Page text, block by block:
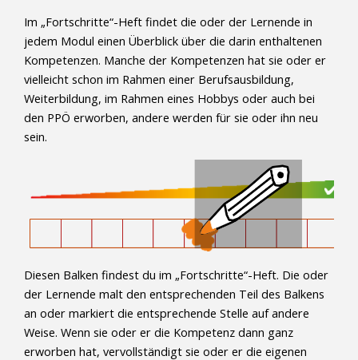
Im „Fortschritte“-Heft findet die oder der Lernende in
jedem Modul einen Überblick über die darin enthaltenen
Kompetenzen. Manche der Kompetenzen hat sie oder er
vielleicht schon im Rahmen einer Berufsausbildung,
Weiterbildung, im Rahmen eines Hobbys oder auch bei
den PPÖ erworben, andere werden für sie oder ihn neu
sein.
Diesen Balken findest du im „Fortschritte“-Heft. Die oder
der Lernende malt den entsprechenden Teil des Balkens
an oder markiert die entsprechende Stelle auf andere
Weise. Wenn sie oder er die Kompetenz dann ganz
erworben hat, vervollständigt sie oder er die eigenen